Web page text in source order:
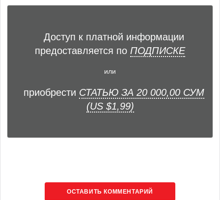
Доступ к платной информации
предоставляется по ПОДПИСКЕ
или
приобрести СТАТЬЮ ЗА 20 000,00 СУМ
(US $1,99)
ОСТАВИТЬ КОММЕНТАРИЙ